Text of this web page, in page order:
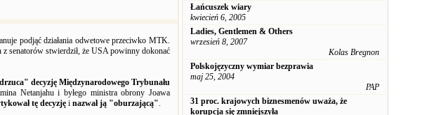
podjąć działania odwetowe przeciwko MTK.
z senatorów stwierdził, że USA powinny dokonać
decyzję Międzynarodowego Trybunału
Netanjahu i byłego ministra obrony Joawa
tę decyzję i nazwał ją "oburzającą".
Łańcuszek wiary
kwiecień 6, 2005
Ladies, Gentlemen & Others
wrzesień 8, 2007
Kolas Bregnon
Polskojęzyczny wymiar bezprawia
maj 25, 2004
PAP
31 proc. krajowych biznesmenów uważa, że
korupcja się zmniejszyła